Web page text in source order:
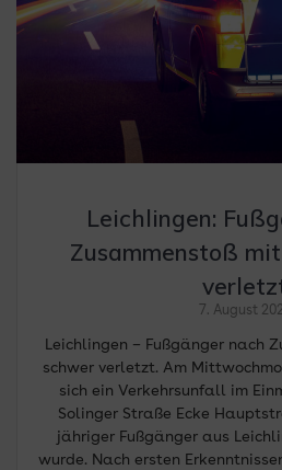
Leichlingen:
Zusammenstoß
7. August
Leichlingen – Fußgänger nach
schwer verletzt. Am
sich ein Verkehrsunfall im
Solinger Straße Ecke
jähriger Fußgänger aus
wurde. Nach ersten